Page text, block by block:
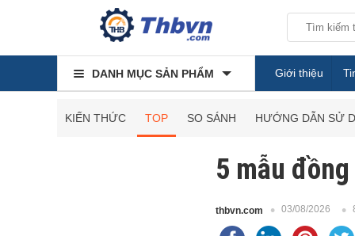
DANH MỤC SẢN PHẨM Giới thiệu
KIẾN THỨC TOP SO SÁNH HƯỚNG DẪN SỬ
5 mẫu
thbvn.com 03/08/2026